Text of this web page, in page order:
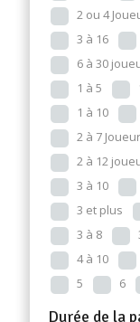
2 ou 4
3 à 16
6 à 30
1 à 5
1 à 10
2 à 7
2 à 12
3 à 10
3 et plus
3 à 8
4 à 10
5
6
Durée de la